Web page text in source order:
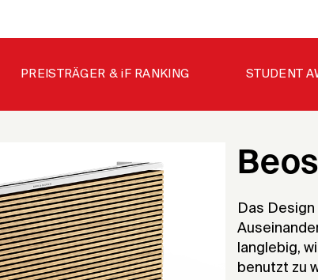
PREISTRÄGER & iF RANKING STUDENT
Das
langlebig,
benutzt zu